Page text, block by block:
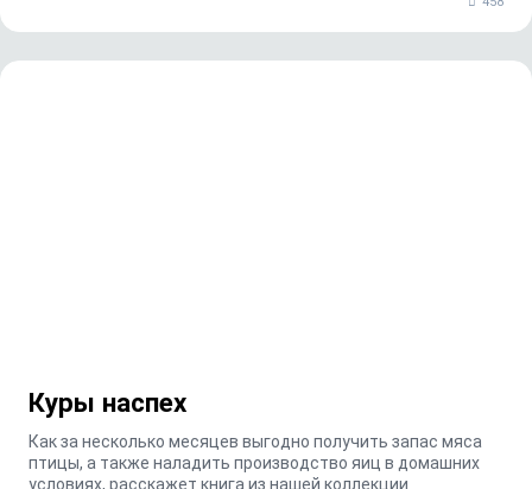
Куры наспех
Как за несколько месяцев выгодно получить запас мяса
птицы, а также наладить производство яиц в домашних
условиях, расскажет книга из нашей коллекции